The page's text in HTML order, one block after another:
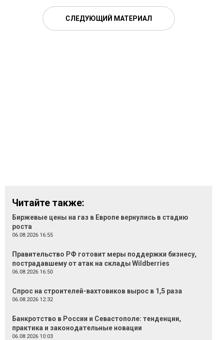
СЛЕДУЮЩИЙ МАТЕРИАЛ
Читайте также:
Биржевые цены на газ в Европе вернулись в стадию
роста
06.08.2026 16:55
Правительство РФ готовит меры поддержки бизнесу,
пострадавшему от атак на склады Wildberries
06.08.2026 16:50
Спрос на строителей-вахтовиков вырос в 1,5 раза
06.08.2026 12:32
Банкротство в России и Севастополе: тенденции,
практика и законодательные новации
06.08.2026 10:03